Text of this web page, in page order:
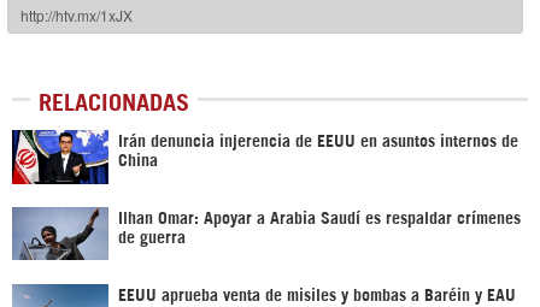
RELACIONADAS
Irán denuncia injerencia de EEUU en asuntos internos de
China
Ilhan Omar: Apoyar a Arabia Saudí es respaldar crímenes
de guerra
EEUU aprueba venta de misiles y bombas a Baréin y EAU